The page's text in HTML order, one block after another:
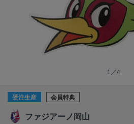
1／4
受注生産 会員特典
ファジアーノ岡山